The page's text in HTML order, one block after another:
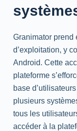
Granimator prend
d’exploitation, y
Android. Cette
plateforme
base
plusieurs
tous les
accéder à la